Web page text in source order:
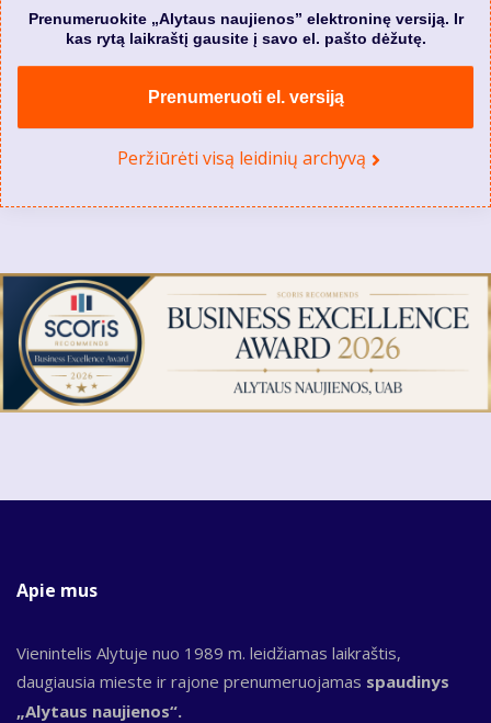
Prenumeruokite „Alytaus naujienos” elektroninę versiją. Ir
kas rytą laikraštį gausite į savo el. pašto dėžutę.
Prenumeruoti el. versiją
Peržiūrėti visą leidinių archyvą
Apie mus
Vienintelis Alytuje nuo 1989 m. leidžiamas laikraštis,
daugiausia mieste ir rajone prenumeruojamas spaudinys
„Alytaus naujienos“.